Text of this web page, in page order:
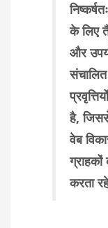
के लिए
और
है,
वेब
करता